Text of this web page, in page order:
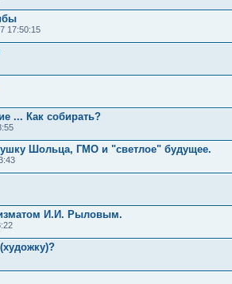
17:50:15
... Как собирать?
Шольца, ГМО и "светлое" будущее.
И.И. Рыловым.